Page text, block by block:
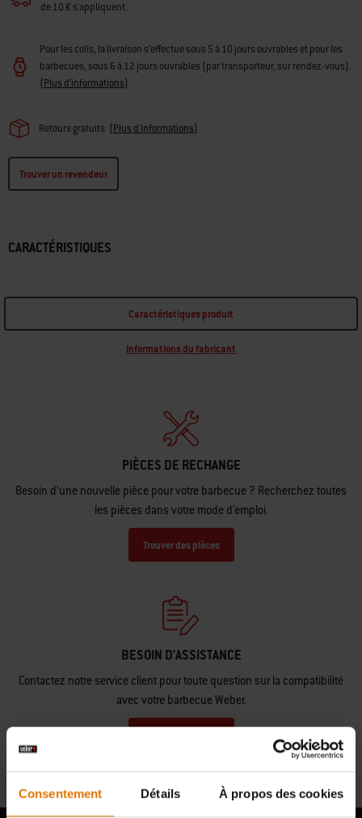
Consentement Détails À propos des cookies
de 10 € s'appliquent.
Pour les colis, la livraison s'effectue sous 5 à 10 jours ouvrables et pour les
barbecues, sous 6 à 12 jours ouvrables (par transporteur, sur rendez-vous).
(Plus d'informations)
Retours gratuits (Plus d'informations)
Trouver un revendeur
CARACTÉRISTIQUES
Caractéristiques produit
Informations du fabricant
PIÈCES DE RECHANGE
Besoin d’une nouvelle pièce pour votre barbecue ? Recherchez toutes
les pièces dans votre mode d'emploi.
Trouver des pièces
BESOIN D'ASSISTANCE
Contactez notre service client pour toute question sur la compatibilité
avec votre barbecue Weber.